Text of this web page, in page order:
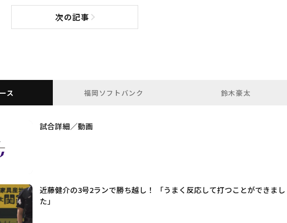
次の記事次の記事へ
ス 福岡ソフトバンク 鈴木豪太
試合詳細／動画
近藤健介の3号2ランで勝ち越し！ 「うまく反応して打つことができまし
た」